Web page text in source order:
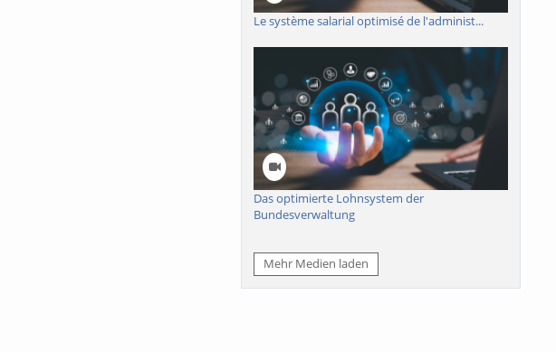
Le système salarial optimisé de l'administ...
Das optimierte Lohnsystem der
Bundesverwaltung
Mehr Medien laden